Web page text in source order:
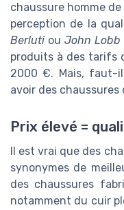
chaussure homme
perception de la
Berluti ou John Lobb
produits à des tarifs
2000 €. Mais, faut-
avoir des chaussures
Prix élevé =
Il est vrai que des
synonymes de
des chaussures
notamment du cuir